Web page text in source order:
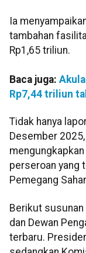
Ia
tambahan
Rp1,65 triliun.
Baca juga:
Rp7,44 triliun
Tidak hanya
Desember
perseroan yang
Pemegang
Berikut susunan
dan Dewan
terbaru.